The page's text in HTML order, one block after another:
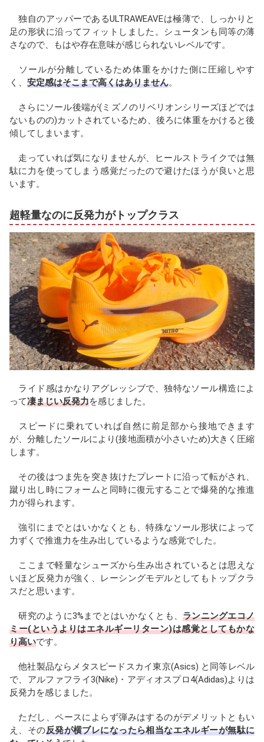
独自のアッパーであるULTRAWEAVEは極薄で、しっかりと
足の形状に沿ってフィットしました。シュータンも同等の薄
さなので、もはや存在意味が感じられないレベルです。
ソールが分離しているため体重をかけた側に圧縮しやす
く、 安定感はそこまで高くはありません。
さらにソール後端が(ミズノのリベリオンシリーズほどでは
ないものの)カットされているため、後ろに体重をかけると後
傾してしまいます。
走っていれば気になりませんが、ヒールストライクでは無
駄に力を使ってしまう感覚だったので避けたほうが良いと思
います。
超軽量なのに反発力がトップクラス
ライド感はかなりアグレッシブで、独特なソール構造によ
って凄まじい反発力を感じました。
スピードに乗れていれば自然に前足部から接地できます
が、分離したソールにより(接地面積が小さいため)大きく圧縮
します。
その後はつま先を突き抜けたプレートに沿って転がされ、
蹴り出し時にフォームと同時に復元することで爆発的な推進
力が得られます。
強引にまでとはいかなくとも、特殊なソール形状によって
力ずくで推進力を生み出しているような感覚でした。
ここまで軽量なシューズから生み出されているとは思えな
いほど反発力が強く、レーシングモデルとしてもトップクラ
スだと思います。
研究のように3%までとはいかなくとも、ランニングエコノ
ミー(というよりはエネルギーリターン)は感覚としてもかな
り高いです。
他社製品ならメタスピードスカイ東京(Asics) と同等レベル
で、アルファフライ3(Nike)・アディオスプロ4(Adidas)よりは
反発力を感じました。
ただし、ペースによらず弾みはするのがデメリットともい
え、その反発が横ブレになったら相当なエネルギーが無駄に